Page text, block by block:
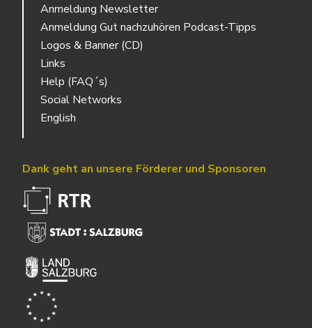
Anmeldung Newsletter
Anmeldung Gut nachzuhören Podcast-Tipps
Logos & Banner (CD)
Links
Help (FAQ´s)
Social Networks
English
Dank geht an unsere Förderer und Sponsoren